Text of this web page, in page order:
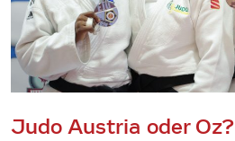
Judo Austria oder Oz?